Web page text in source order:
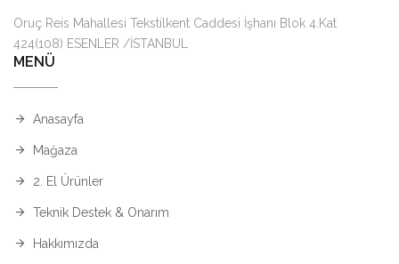
Oruç Reis Mahallesi Tekstilkent Caddesi İşhanı Blok 4.Kat
424(108) ESENLER /İSTANBUL
MENÜ
Anasayfa
Mağaza
2. El Ürünler
Teknik Destek & Onarım
Hakkımızda